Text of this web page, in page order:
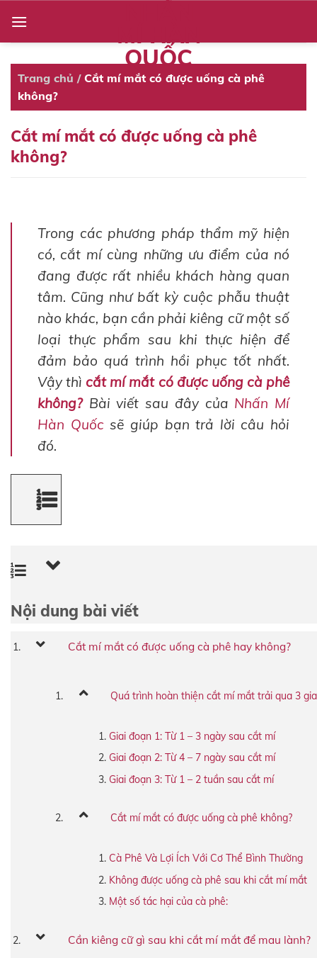
content
MÍ HÀN
QUỐC
Trang chủ / Cắt mí mắt có được uống cà phê
không?
Cắt mí mắt có được uống cà phê
không?
Trong các phương pháp thẩm mỹ hiện
có, cắt mí cùng những ưu điểm của nó
đang được rất nhiều khách hàng quan
tâm. Cũng như bất kỳ cuộc phẫu thuật
nào khác, bạn cần phải kiêng cữ một số
loại thực phẩm sau khi thực hiện để
đảm bảo quá trình hồi phục tốt nhất.
Vậy thì cắt mí mắt có được uống cà phê
không?Bài viết sau đây của Nhấn Mí
Hàn Quốcsẽ giúp bạn trả lời câu hỏi
đó.
Nội dung bài viết
Cắt mí mắt có được uống cà phê hay không?
Quá trình hoàn thiện cắt mí mắt trải qua 3
Giai đoạn 1: Từ 1 – 3 ngày sau cắt mí
Giai đoạn 2: Từ 4 – 7 ngày sau cắt mí
Giai đoạn 3: Từ 1 – 2 tuần sau cắt mí
Cắt mí mắt có được uống cà phê không?
Cà Phê Và Lợi Ích Với Cơ Thể Bình Thường
Không được uống cà phê sau khi cắt mí mắt
Một số tác hại của cà phê:
Cần kiêng cữ gì sau khi cắt mí mắt để mau lành?